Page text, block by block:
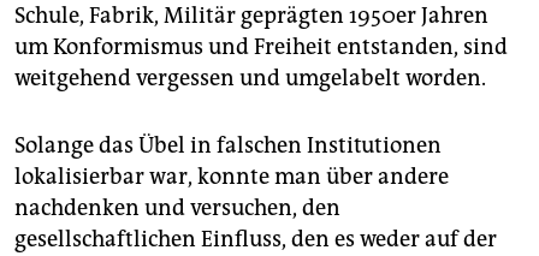
genossenschaft
epaper login
Schule, Fabrik, Militär geprägten 1950er Jahren
um Konformismus und Freiheit entstanden, sind
weitgehend vergessen und umgelabelt worden.
Solange das Übel in falschen Institutionen
lokalisierbar war, konnte man über andere
nachdenken und versuchen, den
gesellschaftlichen Einfluss, den es weder auf der